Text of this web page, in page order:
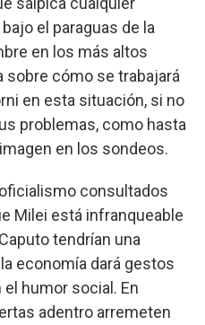
el paraguas de la
en los más altos
sobre cómo se trabajará
en esta situación, si no
problemas, como hasta
en los sondeos.
consultados
Milei está infranqueable
tendrían una
economía dará gestos
humor social. En
adentro arremeten